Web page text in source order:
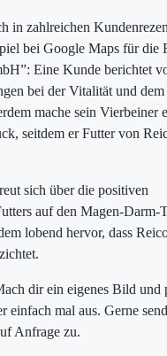
in zahlreichen
bei Google Maps für die
Eine Kunde berichtet
bei der Vitalität und dem
mache sein Vierbeiner
seitdem er Futter von
sich über die positiven
auf den Magen-Darm-
lobend hervor, dass
dir ein eigenes Bild und
einfach mal aus. Gerne
Anfrage zu.